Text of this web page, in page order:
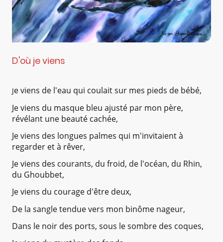
D'où je viens
Je viens de l'eau qui coulait sur mes pieds de bébé,
Je viens du masque bleu ajusté par mon père,
révélant une beauté cachée,
Je viens des longues palmes qui m'invitaient à
regarder et à rêver,
Je viens des courants, du froid, de l'océan, du Rhin,
du Ghoubbet,
Je viens du courage d'être deux,
De la sangle tendue vers mon binôme nageur,
Dans le noir des ports, sous le sombre des coques,